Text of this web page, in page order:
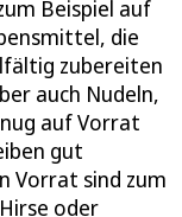
Beispiel auf
die
zubereiten
auch Nudeln,
auf Vorrat
gut
Vorrat sind zum
oder